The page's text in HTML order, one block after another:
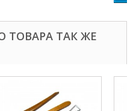
ТОВАРА ТАК ЖЕ